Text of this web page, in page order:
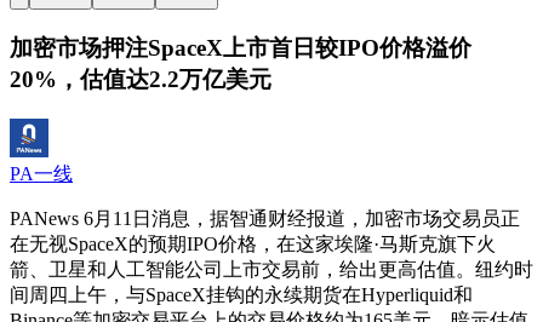
加密市场押注SpaceX上市首日较IPO价格溢价
20%，估值达2.2万亿美元
PA一线
PANews 6月11日消息，据智通财经报道，加密市场交易员正
在无视SpaceX的预期IPO价格，在这家埃隆·马斯克旗下火
箭、卫星和人工智能公司上市交易前，给出更高估值。纽约时
间周四上午，与SpaceX挂钩的永续期货在Hyperliquid和